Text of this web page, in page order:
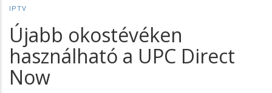
IPTV
Újabb okostévéken
használható a UPC Direct
Now